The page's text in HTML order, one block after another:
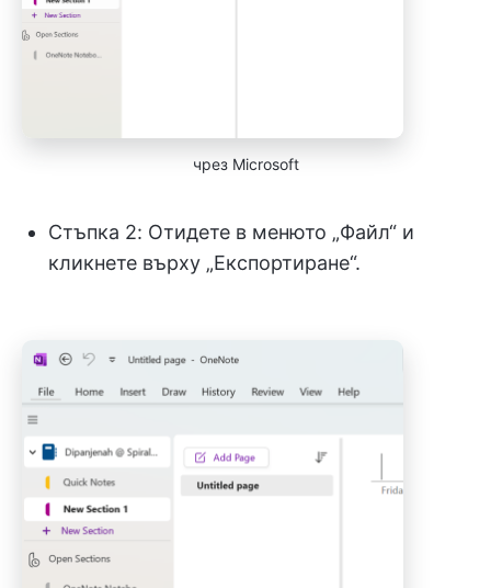
чрез Microsoft
Стъпка 2: Отидете в менюто „Файл“ и
кликнете върху „Експортиране“.